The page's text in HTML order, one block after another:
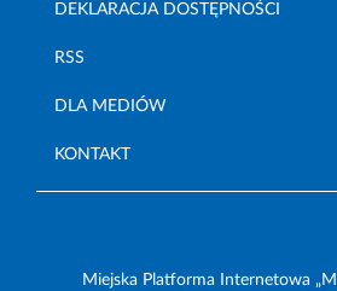
DEKLARACJA DOSTĘPNOŚCI
RSS
DLA MEDIÓW
KONTAKT
Miejska Platforma Internetowa